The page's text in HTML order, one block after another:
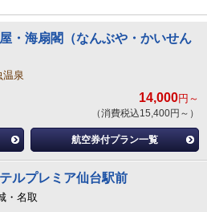
・海扇閣（なんぶや・かいせん
温泉
14,000円～
（消費税込15,400円～）
航空券付プラン一覧
ルプレミア仙台駅前
・名取